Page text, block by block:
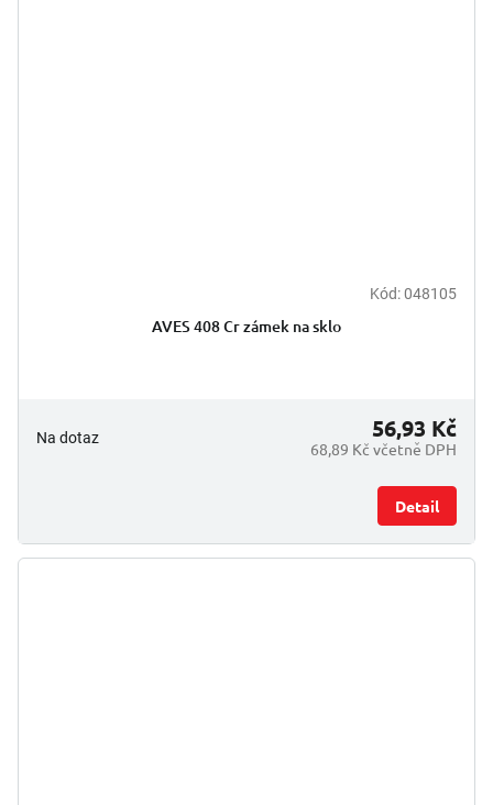
Kód:048105
AVES 408 Cr zámek na sklo
Na dotaz
68,89 Kč včetně DPH
56,93 Kč
Detail